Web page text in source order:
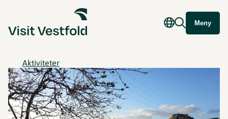
Meny
Aktiviteter